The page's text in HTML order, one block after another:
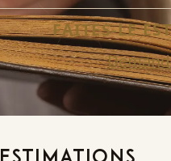
FAITES-LE